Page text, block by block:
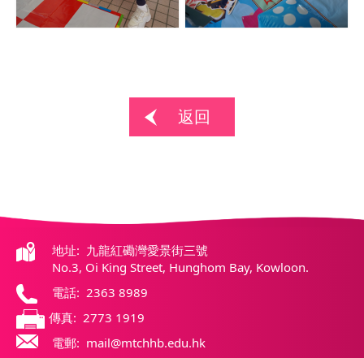
返回
地址: 九龍紅磡灣愛景街三號
No.3, Oi King Street, Hunghom Bay, Kowloon.
電話: 2363 8989
傳真: 2773 1919
電郵: mail@mtchhb.edu.hk